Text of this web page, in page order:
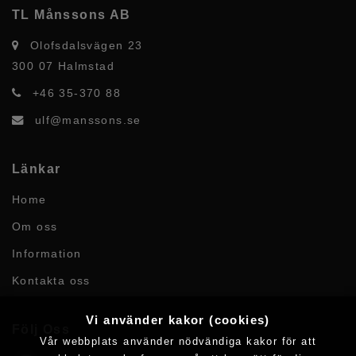
TL Månssons AB
Olofsdalsvägen 23
300 07 Halmstad
+46 35-370 88
ulf@manssons.se
Länkar
Home
Om oss
Information
Kontakta oss
Vi använder kakor (cookies)
Vår webbplats använder nödvändiga kakor för att